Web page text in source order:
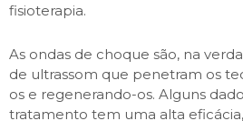
fisioterapia.
As ondas de choque são, na
de ultrassom que penetram os
os e regenerando-os. Alguns
tratamento tem uma alta